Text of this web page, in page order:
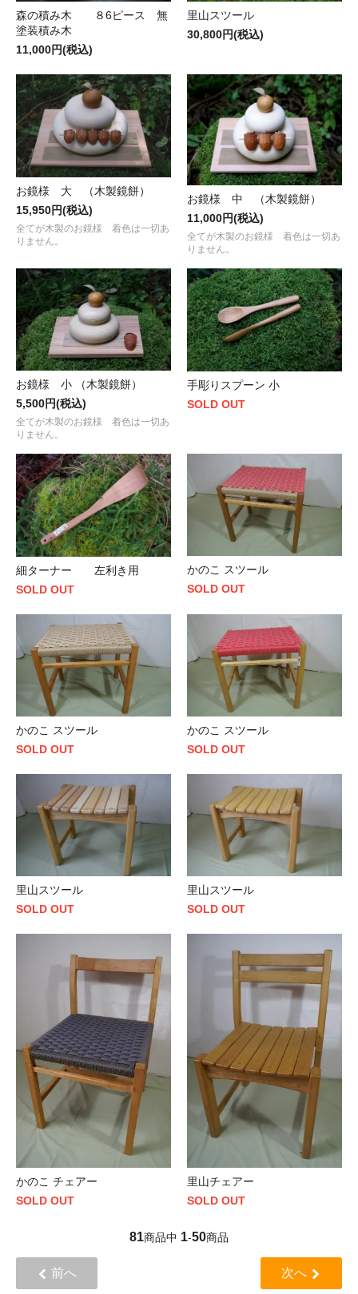
森の積み木 ８6ピース 無
塗装積み木
11,000円(税込)
里山スツール
30,800円(税込)
お鏡様 大 （木製鏡餅）
15,950円(税込)
全てが木製のお鏡様 着色は一切あ
りません。
お鏡様 中 （木製鏡餅）
11,000円(税込)
全てが木製のお鏡様 着色は一切あ
りません。
お鏡様 小 （木製鏡餅）
5,500円(税込)
全てが木製のお鏡様 着色は一切あ
りません。
手彫りスプーン 小
SOLD OUT
細ターナー 左利き用
SOLD OUT
かのこ スツール
SOLD OUT
かのこ スツール
SOLD OUT
かのこ スツール
SOLD OUT
里山スツール
SOLD OUT
里山スツール
SOLD OUT
かのこ チェアー
SOLD OUT
里山チェアー
SOLD OUT
81商品中 1-50商品
前へ 次へ